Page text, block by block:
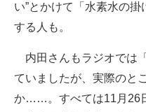
い”とかけて「水素水の
する人も。
内田さんもラジオでは
ていましたが、実際のと
か……。すべては11月26